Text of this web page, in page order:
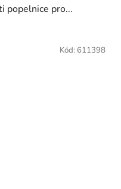
popelnice pro...
Kód: 611398